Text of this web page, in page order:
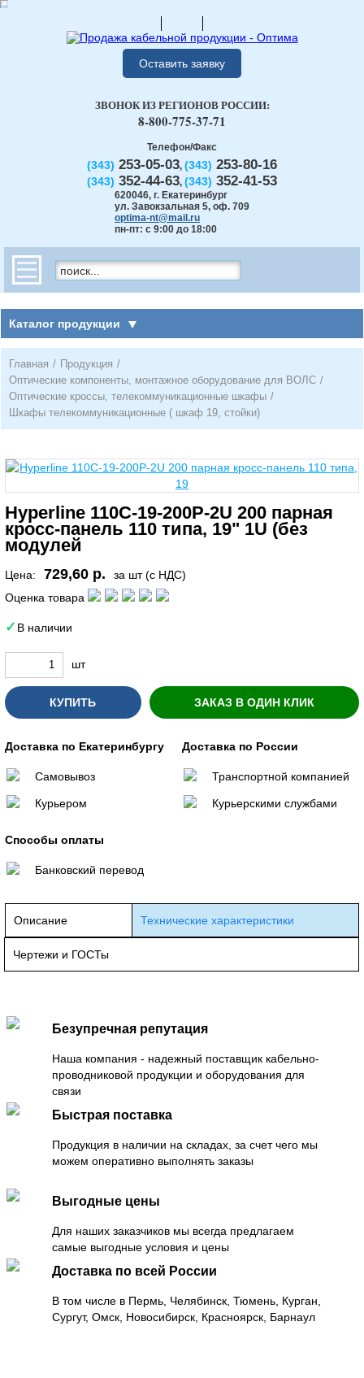
Оставить заявку
Телефон/Факс
(343) 253-05-03, (343) 253-80-16
(343) 352-44-63, (343) 352-41-53
620046, г. Екатеринбург
ул. Завокзальная 5, оф. 709
optima-nt@mail.ru
пн-пт: с 9:00 до 18:00
ЗВОНОК ИЗ РЕГИОНОВ РОССИИ:
8-800-775-37-71
Каталог продукции
Главная / Продукция /
Оптические компоненты, монтажное оборудование для ВОЛС /
Оптические кроссы, телекоммуникационные шкафы /
Шкафы телекоммуникационные ( шкаф 19, стойки)
Hyperline 110C-19-200P-2U 200 парная
кросс-панель 110 типа, 19" 1U (без
модулей
Цена: 729,60 р.
за шт (с НДС)
Оценка товара
В наличии
шт
КУПИТЬ ЗАКАЗ В ОДИН КЛИК
Доставка по Екатеринбургу
Самовывоз
Курьером
Доставка по России
Транспортной компанией
Курьерскими службами
Способы оплаты
Банковский перевод
Описание Технические характеристики
Чертежи и ГОСТы
Безупречная репутация
Наша компания - надежный поставщик кабельно-
проводниковой продукции и оборудования для
связи
Быстрая поставка
Продукция в наличии на складах, за счет чего мы
можем оперативно выполнять заказы
Выгодные цены
Для наших заказчиков мы всегда предлагаем
самые выгодные условия и цены
Доставка по всей России
В том числе в Пермь, Челябинск, Тюмень, Курган,
Сургут, Омск, Новосибирск, Красноярск, Барнаул